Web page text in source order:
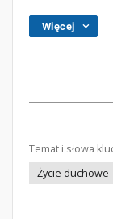
Więcej
Temat i słowa
Życie duchowe